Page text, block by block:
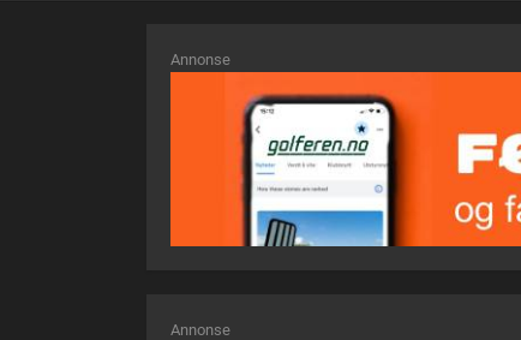
Annonse
Annonse